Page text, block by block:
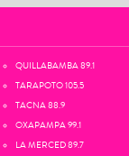
QUILLABAMBA 89.1
TARAPOTO 105.5
TACNA 88.9
OXAPAMPA 99.1
LA MERCED 89.7